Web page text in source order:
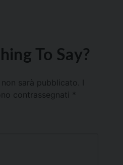
To Say?
sarà pubblicato.
contrassegnati *